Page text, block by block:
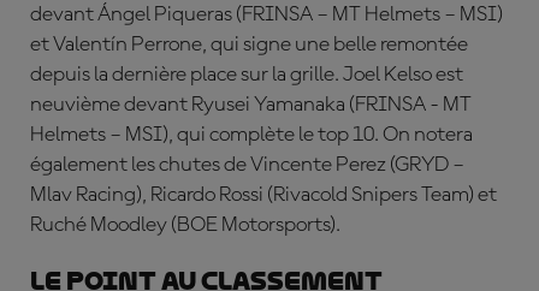
devantÁngel Piqueras (FRINSA – MT Helmets – MSI)
et Valentín Perrone, qui signe une belle remontée
depuis la dernière place sur la grille. Joel Kelso est
neuvième devant Ryusei Yamanaka (FRINSA - MT
Helmets – MSI), qui complète le top 10. On notera
également les chutes deVincente Perez (GRYD –
Mlav Racing), Ricardo Rossi (Rivacold Snipers Team) et
Ruché Moodley (BOE Motorsports).
Le point au classement